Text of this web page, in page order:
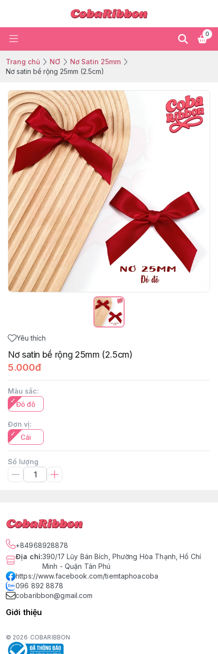
0
Trang chủ NƠ
Nơ Satin 25mm
Nơ satin bề rộng 25mm (2.5cm)
Yêu thích
Nơ satin bề rộng 25mm (2.5cm)
5.000đ
Màu sắc:
Đỏ đô
Đơn vị:
Cái
Số lượng
+84968928878
Địa chỉ:390/17 Lũy Bán Bích, Phường Hòa Thạnh, Hồ Chí
Minh - Quận Tân Phú
https://www.facebook.com/tiemtaphoacoba
096 892 8878
cobaribbon@gmail.com
Giới thiệu
© 2026 COBARIBBON